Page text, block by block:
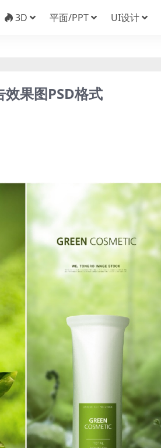
3D 平面/PPT UI设计
果图PSD格式